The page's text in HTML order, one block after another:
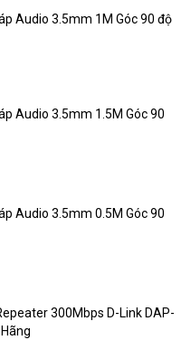
Audio 3.5mm 1M Góc 90 độ
Audio 3.5mm 1.5M Góc 90
Audio 3.5mm 0.5M Góc 90
300Mbps D-Link DAP-